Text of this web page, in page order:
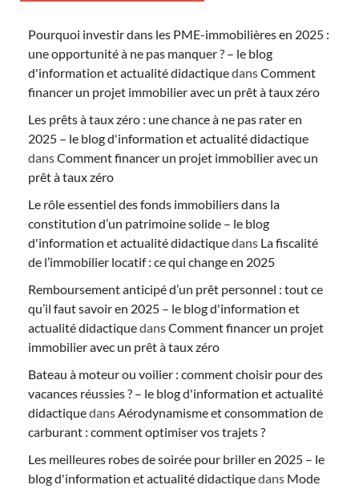
Pourquoi investir dans les PME-immobilières en 2025 :
une opportunité à ne pas manquer ? – le blog
d'information et actualité didactiquedansComment
financer un projet immobilier avec un prêt à taux zéro
Les prêts à taux zéro : une chance à ne pas rater en
2025 – le blog d'information et actualité didactique
dansComment financer un projet immobilier avec un
prêt à taux zéro
Le rôle essentiel des fonds immobiliers dans la
constitution d’un patrimoine solide – le blog
d'information et actualité didactiquedans La fiscalité
de l’immobilier locatif : ce qui change en 2025
Remboursement anticipé d’un prêt personnel : tout ce
qu’il faut savoir en 2025 – le blog d'information et
actualité didactiquedansComment financer un projet
immobilier avec un prêt à taux zéro
Bateau à moteur ou voilier : comment choisir pour des
vacances réussies ? – le blog d'information et actualité
didactiquedans Aérodynamisme et consommation de
carburant : comment optimiser vos trajets ?
Les meilleures robes de soirée pour briller en 2025 – le
blog d'information et actualité didactiquedans Mode